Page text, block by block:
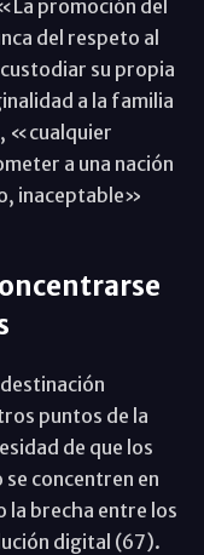
promoción del
del respeto al
su propia
a la familia
«cualquier
a una nación
inaceptable»
puntos de la
de que los
concentren en
la brecha entre los
digital (67).